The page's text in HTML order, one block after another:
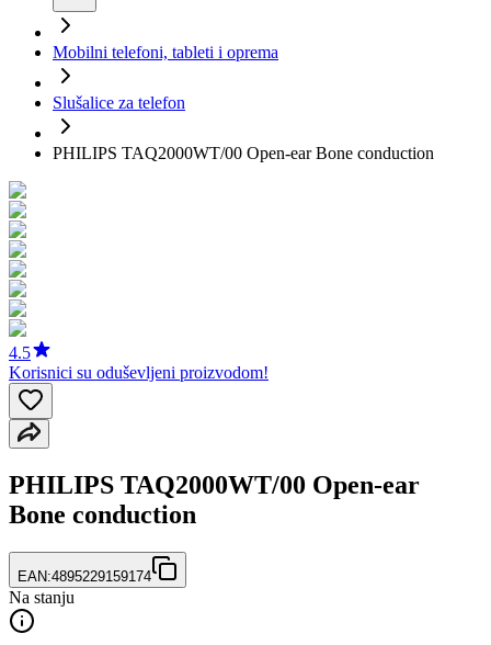
Mobilni telefoni, tableti i oprema
Slušalice za telefon
PHILIPS TAQ2000WT/00 Open-ear Bone conduction
4.5
Korisnici su oduševljeni proizvodom!
PHILIPS TAQ2000WT/00 Open-ear
Bone conduction
EAN:4895229159174
Na stanju